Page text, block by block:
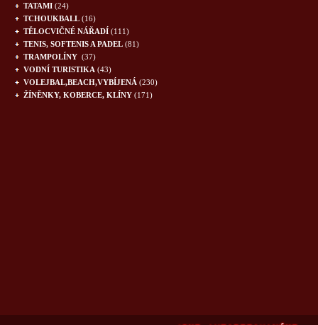
TATAMI (24)
TCHOUKBALL (16)
TĚLOCVIČNÉ NÁŘADÍ (111)
TENIS, SOFTENIS A PADEL (81)
TRAMPOLÍNY (37)
VODNÍ TURISTIKA (43)
VOLEJBAL,BEACH,VYBÍJENÁ (230)
ŽÍNĚNKY, KOBERCE, KLÍNY (171)